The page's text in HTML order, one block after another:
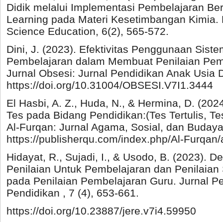
Didik melalui Implementasi Pembelajaran
Learning pada Materi Kesetimbangan Kimia.
Science Education, 6(2), 565-572.
Dini, J. (2023). Efektivitas Penggunaan
Pembelajaran dalam Membuat Penilaian
Jurnal Obsesi: Jurnal Pendidikan Anak Usia
https://doi.org/10.31004/OBSESI.V7I1.3444
El Hasbi, A. Z., Huda, N., & Hermina, D.
Tes pada Bidang Pendidikan:(Tes Tertulis,
Al-Furqan: Jurnal Agama, Sosial, dan
https://publisherqu.com/index.php/Al-
Hidayat, R., Sujadi, I., & Usodo, B. (2023).
Penilaian Untuk Pembelajaran dan
pada Penilaian Pembelajaran Guru. Jurnal
Pendidikan , 7 (4), 653-661.
https://doi.org/10.23887/jere.v7i4.59950